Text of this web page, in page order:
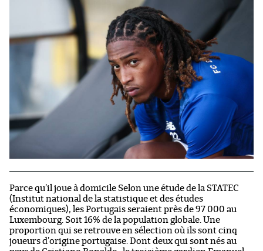
Parce qu’il joue à domicile Selon une étude de la STATEC
(Institut national de la statistique et des études
économiques), les Portugais seraient près de 97 000 au
Luxembourg. Soit 16% de la population globale. Une
proportion qui se retrouve en sélection où ils sont cinq
joueurs d’origine portugaise. Dont deux qui sont nés au